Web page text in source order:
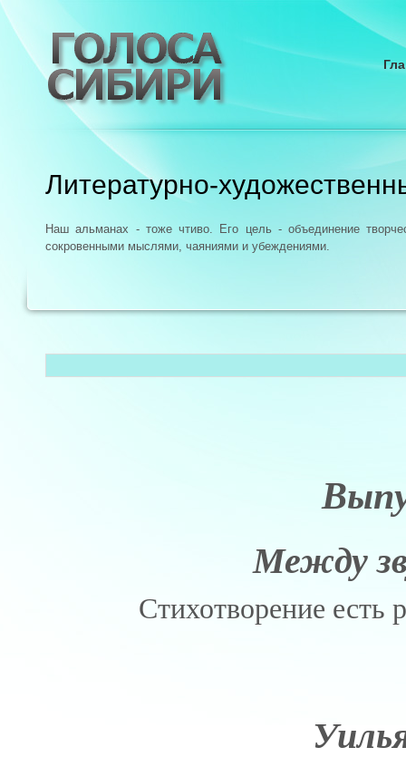
Литературно-
Наш альманах - тоже чтиво. Его цель - объединение
сокровенными мыслями, чаяниями и убеждениями.
Между
Стихотворение есть